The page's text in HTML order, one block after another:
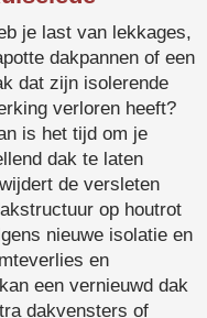
je last van lekkages,
dakpannen of een
dat zijn isolerende
verloren heeft?
is het tijd om je
dak te laten
de versleten
op houtrot
nieuwe isolatie en
en
een vernieuwd dak
dakvensters of